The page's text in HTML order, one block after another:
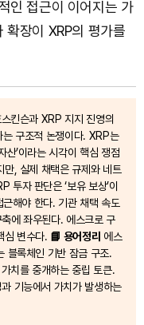
인 접근이 이어지는 가
확장이 XRP의 평가를
스킨슨과 XRP 지지 진영의
는 구조적 논쟁이다. XRP는
산’이라는 시각이 핵심 쟁점
만, 실제 채택은 규제와 네트
투자 판단은 ‘보유 보상’이
해야 한다. 기관 채택 속도
에 좌우된다. 에스크로 구
심 변수다. 📘 용어정리 에스
블록체인 기반 잠금 구조.
치를 중개하는 중립 토큰.
기능에서 가치가 발생하는